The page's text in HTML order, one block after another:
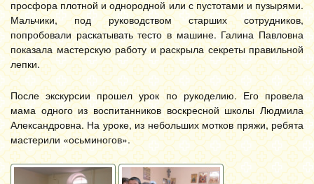
просфора плотной и однородной или с пустотами и пузырями.
Мальчики, под руководством старших сотрудников,
попробовали раскатывать тесто в машине. Галина Павловна
показала мастерскую работу и раскрыла секреты правильной
лепки.
После экскурсии прошел урок по рукоделию. Его провела
мама одного из воспитанников воскресной школы Людмила
Александровна. На уроке, из небольших мотков пряжи, ребята
мастерили «осьминогов».